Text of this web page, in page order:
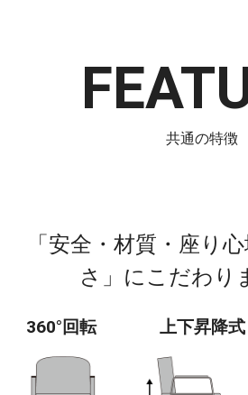
共通の特徴
「安全・材質・座り
さ」にこだわり
360°回転 上下昇降式